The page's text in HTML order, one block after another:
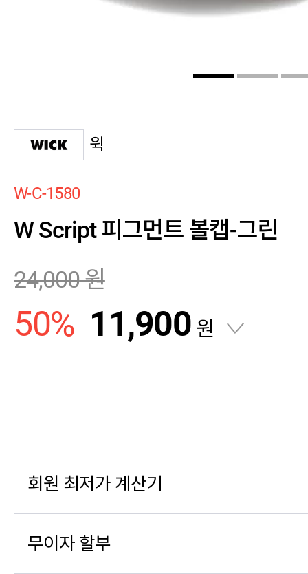
윅
W-C-1580
W Script 피그먼트 볼캡-그린
24,000원
50% 11,900 원
회원 최저가 계산기
무이자 할부